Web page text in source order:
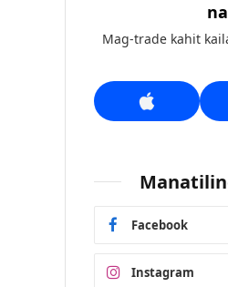
Mag-trade kahit
Facebook
Instagram